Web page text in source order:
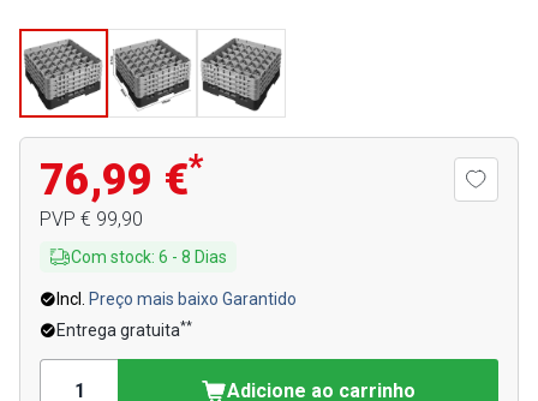
76,99 €*
PVP € 99,90
Com stock: 6 - 8 Dias
Incl.
Preço mais baixo Garantido
Entrega gratuita**
Adicione ao carrinho